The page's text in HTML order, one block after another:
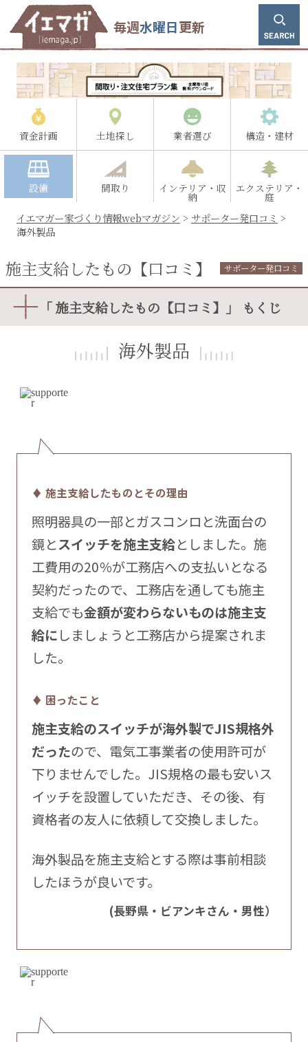
毎週水曜日更新
資金計画 土地探し 業者選び 構造・建材
設備 間取り インテリア・収
納
エクステリア・
庭
イエマガー家づくり情報webマガジン > サポーター発口コミ >
海外製品
施主支給したもの【口コミ】 サポーター発口コミ
「 施主支給したもの【口コミ】」 もくじ
海外製品
♦ 施主支給したものとその理由
照明器具の一部とガスコンロと洗面台の
鏡とスイッチを施主支給としました。施
工費用の20％が工務店への支払いとなる
契約だったので、工務店を通しても施主
支給でも金額が変わらないものは施主支
給にしましょうと工務店から提案されま
した。
♦ 困ったこと
施主支給のスイッチが海外製でJIS規格外
だったので、電気工事業者の使用許可が
下りませんでした。JIS規格の最も安いス
イッチを設置していただき、その後、有
資格者の友人に依頼して交換しました。
海外製品を施主支給とする際は事前相談
したほうが良いです。
(長野県・ビアンキさん・男性）